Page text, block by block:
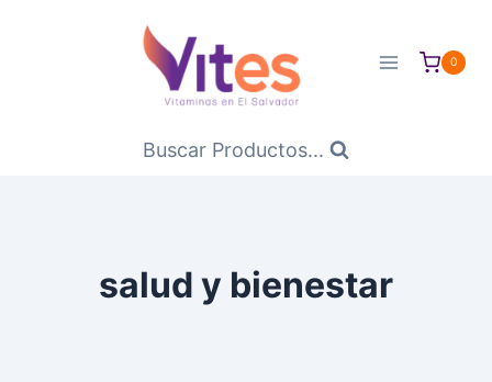
0
Buscar Productos...
salud y bienestar